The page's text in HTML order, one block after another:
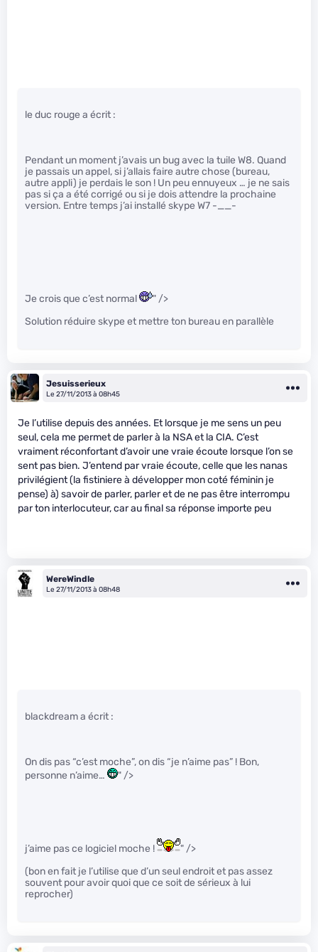
le duc rouge a écrit :
Pendant un moment j’avais un bug avec la tuile W8. Quand
je passais un appel, si j’allais faire autre chose (bureau,
autre appli) je perdais le son ! Un peu ennuyeux … je ne sais
pas si ça a été corrigé ou si je dois attendre la prochaine
version. Entre temps j’ai installé skype W7 -__-
Je crois que c’est normal
" />
Solution réduire skype et mettre ton bureau en parallèle
Jesuisserieux
Le 27/11/2013 à 08h45
Je l’utilise depuis des années. Et lorsque je me sens un peu
seul, cela me permet de parler à la NSA et la CIA. C’est
vraiment réconfortant d’avoir une vraie écoute lorsque l’on se
sent pas bien. J’entend par vraie écoute, celle que les nanas
privilégient (la fistiniere à développer mon coté féminin je
pense) à) savoir de parler, parler et de ne pas être interrompu
par ton interlocuteur, car au final sa réponse importe peu
WereWindle
Le 27/11/2013 à 08h48
blackdream a écrit :
On dis pas “c’est moche”, on dis “je n’aime pas” ! Bon,
personne n’aime…
" />
j’aime pas ce logiciel moche !
" />
(bon en fait je l’utilise que d’un seul endroit et pas assez
souvent pour avoir quoi que ce soit de sérieux à lui
reprocher)